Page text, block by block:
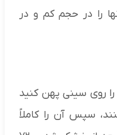
را در حجم کم و در
روی سینی پهن کنید
سپس آن را کاملاً